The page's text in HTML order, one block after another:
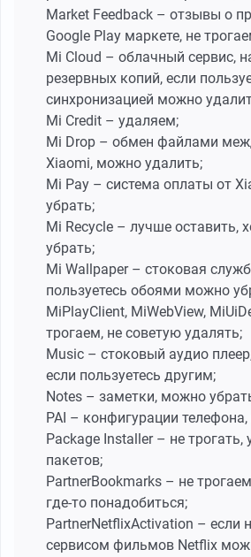
Market Feedback – отзывы о
Google Play маркете, не
Mi Cloud – облачный сервис,
резервных копий, если
синхронизацией можно
Mi Credit – удаляем;
Mi Drop – обмен файлами
Xiaomi, можно удалить;
Mi Pay – система оплаты от
убрать;
Mi Recycle – лучше оставить,
убрать;
Mi Wallpaper – стоковая
пользуетесь обоями можно
MiPlayClient, MiWebView,
трогаем, не советую удалять;
Music – стоковый аудио
если пользуетесь другим;
Notes – заметки, можно
PAI – конфигурации телефона,
Package Installer – не трогать,
пакетов;
PartnerBookmarks – не
где-то понадобиться;
PartnerNetflixActivation – если
сервисом фильмов Netflix